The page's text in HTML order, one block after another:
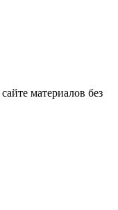
материалов без